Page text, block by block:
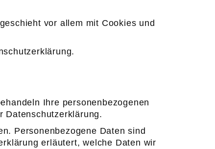
vor allem mit Cookies und
Ihre personenbezogenen
Datenschutzerklärung.
Personenbezogene Daten sind
erläutert, welche Daten wir